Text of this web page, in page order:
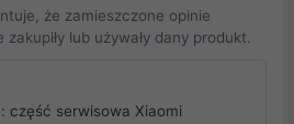
że zamieszczone opinie
lub używały dany produkt.
część serwisowa Xiaomi